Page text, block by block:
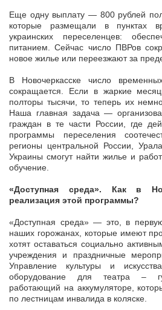
Еще одну выплату — 800 рублей
которые размещали в пунктах
украинских переселенцев:
питанием. Сейчас число ПВРов
новое жилье или переезжают за
В Новочеркасске число
сокращается. Если в жаркие
полторы тысячи, то теперь их
Наша главная задача —
граждан в те части России, где
программы переселения
регионы центральной России,
Украины смогут найти жилье и
обучение.
«Доступная среда». Как в
реализация этой программы?
«Доступная среда» — это, в
наших горожанах, которые имеют
хотят оставаться социально
учреждения и праздничные
Управление культуры и
оборудование для театра –
работающий на аккумуляторе,
по лестницам инвалида в коляске.